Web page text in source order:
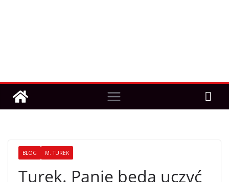
BLOG M. TUREK
Turek. Panie będą uczyć